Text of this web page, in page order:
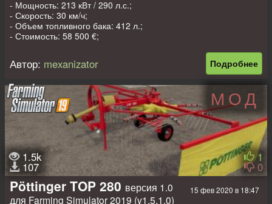
Автор: Ihar_Sakalou (SMods), FS19: No Name.
- Мощность: 213 кВт / 290 л.с.;
- Скорость: 30 км/ч;
- Объем топливного бака: 412 л.;
- Стоимость: 58 500 €;
- Конфигурация щитков двигателя / бака добавок для силоса;
- Анимированные приборы, ключ зажигания, педали, рычаг
КПП;
- Рабочая светотехника;
- Рабочие зеркала;
- Оставляет следы;
- Пачкается и моется;
- Эффект старения;
- Добавлен тюнинг. Внешний: тонировка, звёзды, наклейка.
Внутренний: 2 вымпела, телефон, кубики, компрессор.
Подробнее
Автор: mexanizator
МОД
1.5k
107
1
0
15 фев 2020 в 18:47
Pöttinger TOP 280 версия 1.0
для Farming Simulator 2019 (v1.5.1.0)